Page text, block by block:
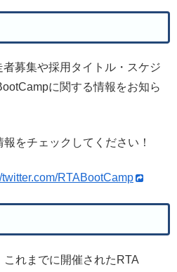
募集や採用タイトル・スケジ
に関する情報をお知ら
をチェックしてください！
twitter.com/RTABootCamp
れまでに開催されたRTA